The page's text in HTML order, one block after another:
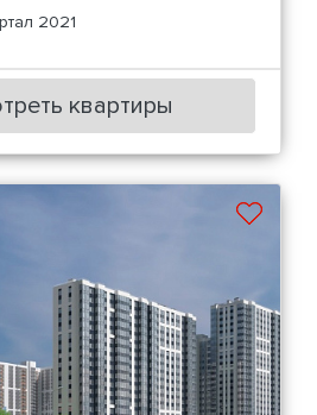
2021
квартиры